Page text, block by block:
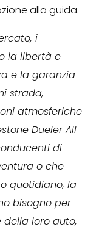
alla guida.
i
la libertà e
e la garanzia
strada,
atmosferiche
Dueler All-
di
o che
quotidiano, la
bisogno per
loro auto,